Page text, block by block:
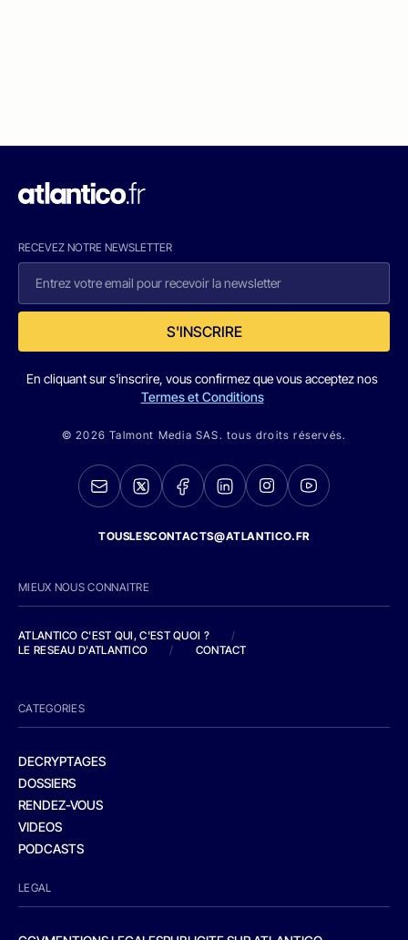
RECEVEZ NOTRE NEWSLETTER
S'INSCRIRE
En cliquant sur s'inscrire, vous confirmez que vous acceptez nos
Termes et Conditions
© 2026 Talmont Media SAS. tous droits réservés.
TOUSLESCONTACTS@ATLANTICO.FR
MIEUX NOUS CONNAITRE
ATLANTICO C'EST QUI, C'EST QUOI ?
/
LE RESEAU D'ATLANTICO
/ CONTACT
CATEGORIES
DECRYPTAGES
DOSSIERS
RENDEZ-VOUS
VIDEOS
PODCASTS
LEGAL